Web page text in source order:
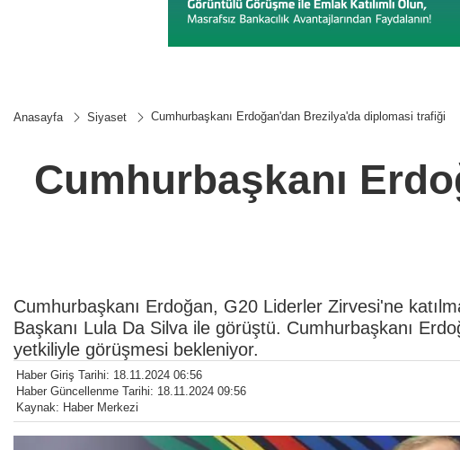
Anasayfa Siyaset Cumhurbaşkanı Erdoğan'dan Brezilya'da diplomasi trafiği
Cumhurbaşkanı
Cumhurbaşkanı Erdoğan, G20 Liderler Zirvesi'ne
Başkanı Lula Da Silva ile görüştü. Cumhurbaşkanı
yetkiliyle görüşmesi bekleniyor.
Haber Giriş Tarihi: 18.11.2024 06:56
Haber Güncellenme Tarihi: 18.11.2024 09:56
Kaynak: Haber Merkezi